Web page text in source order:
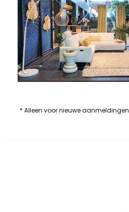
* Alleen voor nieuwe aanmeldingen